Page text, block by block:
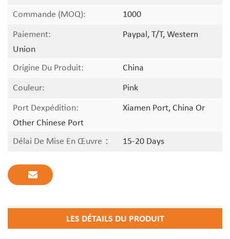
Commande (MOQ):
1000
Paiement:
Paypal, T/T, Western
Union
Origine Du Produit:
China
Couleur:
Pink
Port Dexpédition:
Xiamen Port, China Or
Other Chinese Port
Délai De Mise En Œuvre：
15-20 Days
LES DÉTAILS DU PRODUIT